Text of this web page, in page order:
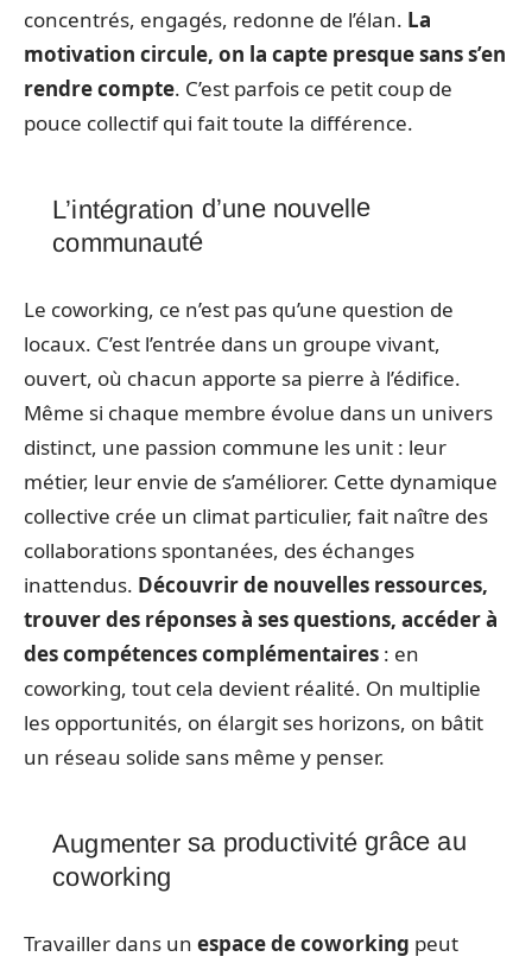
concentrés, engagés, redonne de l’élan. La
motivation circule, on la capte presque sans s’en
rendre compte. C’est parfois ce petit coup de
pouce collectif qui fait toute la différence.
L’intégration d’une nouvelle
communauté
Le coworking, ce n’est pas qu’une question de
locaux. C’est l’entrée dans un groupe vivant,
ouvert, où chacun apporte sa pierre à l’édifice.
Même si chaque membre évolue dans un univers
distinct, une passion commune les unit : leur
métier, leur envie de s’améliorer. Cette dynamique
collective crée un climat particulier, fait naître des
collaborations spontanées, des échanges
inattendus. Découvrir de nouvelles ressources,
trouver des réponses à ses questions, accéder à
des compétences complémentaires : en
coworking, tout cela devient réalité. On multiplie
les opportunités, on élargit ses horizons, on bâtit
un réseau solide sans même y penser.
Augmenter sa productivité grâce au
coworking
Travailler dans un espace de coworking peut